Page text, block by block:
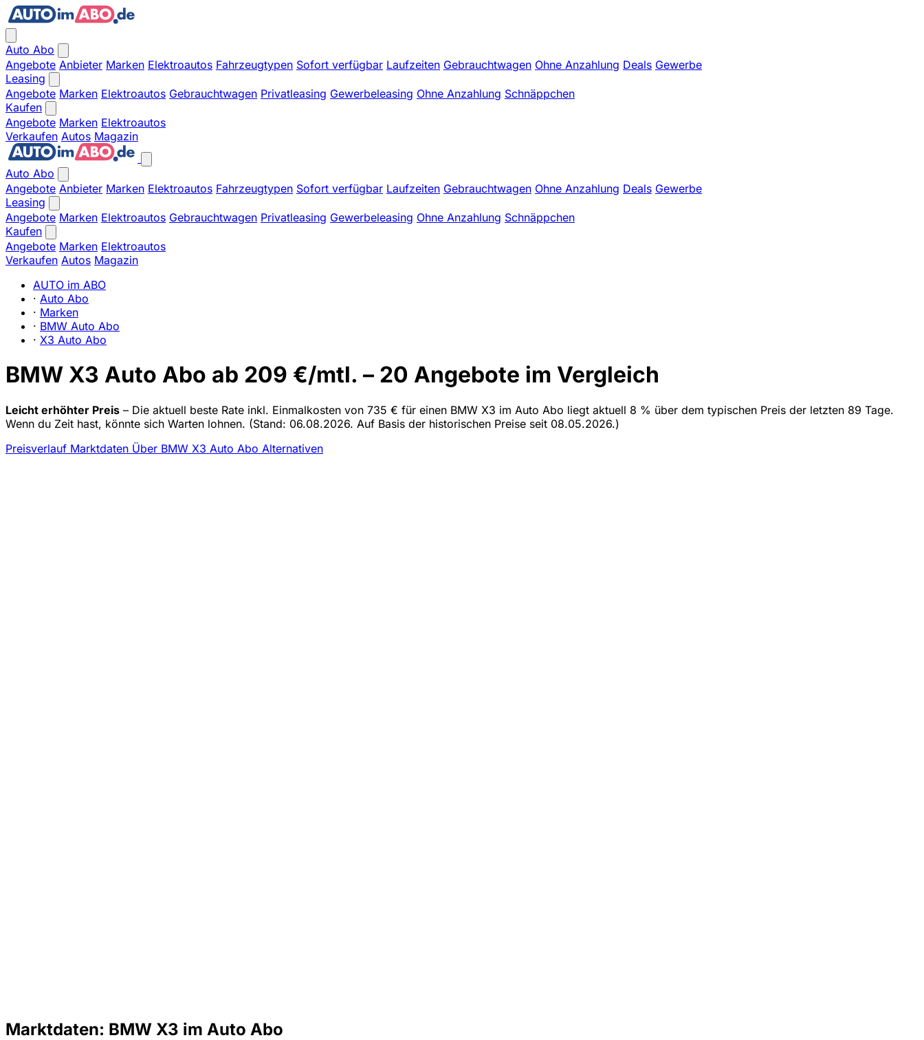
Auto Abo
Angebote Anbieter Marken Elektroautos Fahrzeugtypen Sofort verfügbar Laufzeiten Gebrauchtwagen Ohne Anzahlung Deals Gewerbe
Leasing
Angebote Marken Elektroautos Gebrauchtwagen Privatleasing Gewerbeleasing Ohne Anzahlung Schnäppchen
Kaufen
Angebote Marken Elektroautos
Verkaufen Autos Magazin
Auto Abo
Angebote Anbieter Marken Elektroautos Fahrzeugtypen Sofort verfügbar Laufzeiten Gebrauchtwagen Ohne Anzahlung Deals Gewerbe
Leasing
Angebote Marken Elektroautos Gebrauchtwagen Privatleasing Gewerbeleasing Ohne Anzahlung Schnäppchen
Kaufen
Angebote Marken Elektroautos
Verkaufen Autos Magazin
AUTO im ABO
· Auto Abo
· Marken
· BMW Auto Abo
· X3 Auto Abo
BMW X3 Auto Abo ab 209 €/mtl. – 20 Angebote im Vergleich
Leicht erhöhter Preis – Die aktuell beste Rate inkl. Einmalkosten von 735 € für einen BMW X3 im Auto Abo liegt aktuell 8 % über dem typischen Preis der letzten 89 Tage.
Wenn du Zeit hast, könnte sich Warten lohnen. (Stand: 06.08.2026. Auf Basis der historischen Preise seit 08.05.2026.)
Preisverlauf Marktdaten Über BMW X3 Auto Abo Alternativen
Marktdaten: BMW X3 im Auto Abo